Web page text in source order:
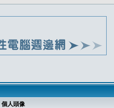
個人頭像